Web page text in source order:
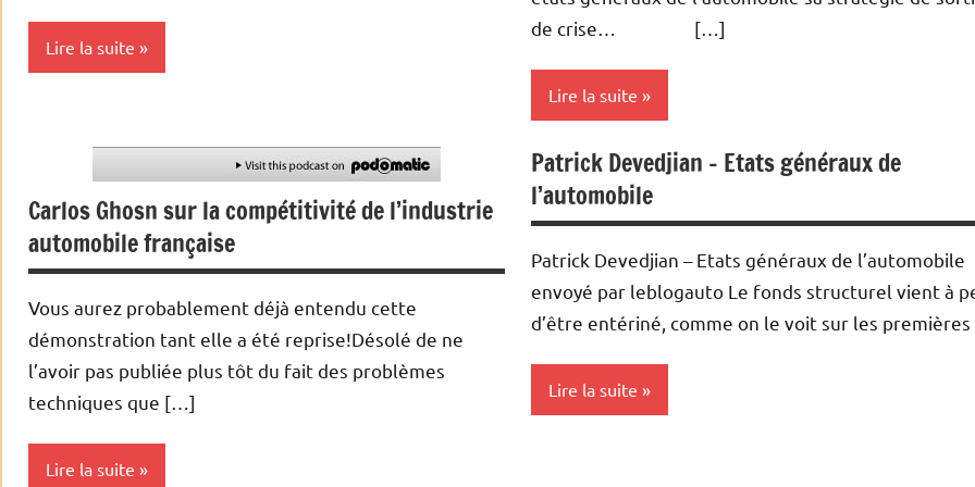
Lire la suite
de crise… […]
Lire la suite
Actualités
Automobile
Interviews
Podcasts
Carlos Ghosn sur la compétitivité de l’industrie
automobile française
Vous aurez probablement déjà entendu cette
démonstration tant elle a été reprise!Désolé de ne
l’avoir pas publiée plus tôt du fait des problèmes
techniques que […]
Lire la suite
Patrick Devedjian – Etats généraux de
l’automobile
Patrick Devedjian – Etats généraux de l’automobile
envoyé par leblogauto Le fonds structurel vient à
d’être entériné, comme on le voit sur les
Lire la suite